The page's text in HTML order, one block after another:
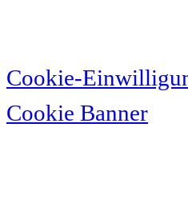
Cookie-
Cookie Banner